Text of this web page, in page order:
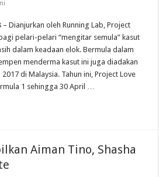
– Dianjurkan oleh Running Lab, Project
pelari-pelari “mengitar semula” kasut
dalam keadaan elok. Bermula dalam
menderma kasut ini juga diadakan
di Malaysia. Tahun ini, Project Love
1 sehingga 30 April …
Aiman Tino, Shasha